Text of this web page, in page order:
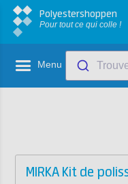
Polyestershoppen
Pour tout ce qui colle !
Menu
MIRKA Kit de